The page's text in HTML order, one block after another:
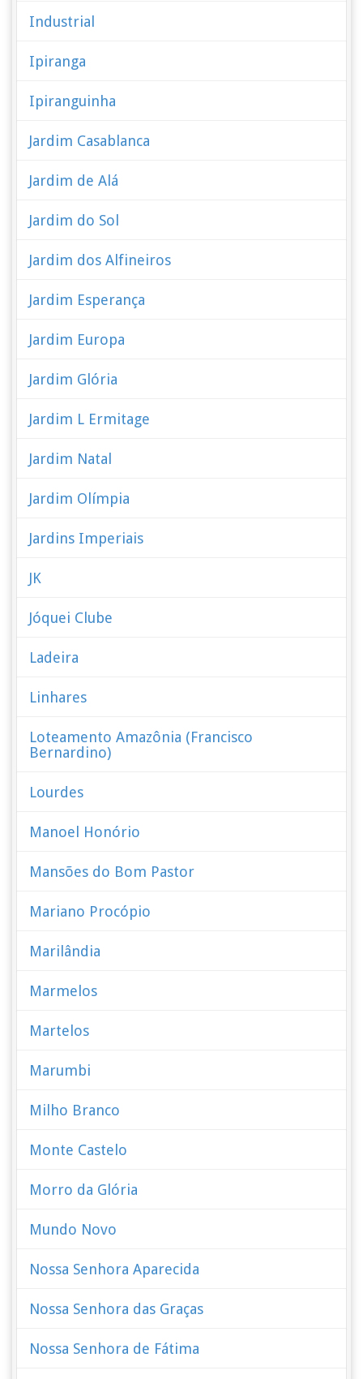
Industrial
Ipiranga
Ipiranguinha
Jardim Casablanca
Jardim de Alá
Jardim do Sol
Jardim dos Alfineiros
Jardim Esperança
Jardim Europa
Jardim Glória
Jardim L Ermitage
Jardim Natal
Jardim Olímpia
Jardins Imperiais
JK
Jóquei Clube
Ladeira
Linhares
Loteamento Amazônia (Francisco
Bernardino)
Lourdes
Manoel Honório
Mansões do Bom Pastor
Mariano Procópio
Marilândia
Marmelos
Martelos
Marumbi
Milho Branco
Monte Castelo
Morro da Glória
Mundo Novo
Nossa Senhora Aparecida
Nossa Senhora das Graças
Nossa Senhora de Fátima